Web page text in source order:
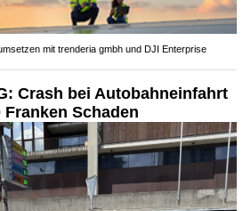
mit trenderia gmbh und DJI Enterprise
Crash bei Autobahneinfahrt
Schaden